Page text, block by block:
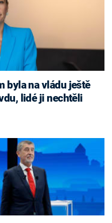
byla na vládu ještě
lidé ji nechtěli